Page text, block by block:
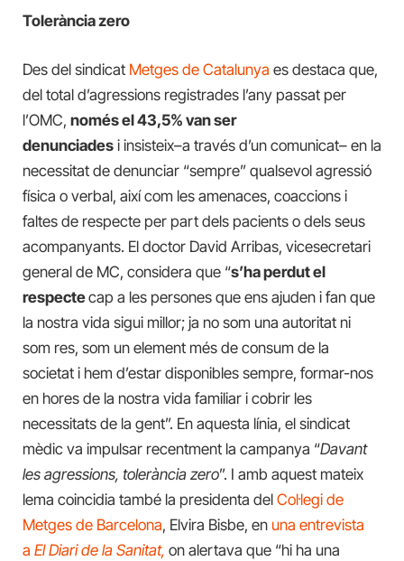
Tolerància zero
Des del sindicat Metges de Catalunya es destaca que,
del total d’agressions registrades l’any passat per
l’OMC, només el 43,5% van ser
denunciades i insisteix–a través d’un comunicat– en la
necessitat de denunciar “sempre” qualsevol agressió
física o verbal, així com les amenaces, coaccions i
faltes de respecte per part dels pacients o dels seus
acompanyants. El doctor David Arribas, vicesecretari
general de MC, considera que “s’ha perdut el
respectecap a les persones que ens ajuden i fan que
la nostra vida sigui millor; ja no som una autoritat ni
som res, som un element més de consum de la
societat i hem d’estar disponibles sempre, formar-nos
en hores de la nostra vida familiar i cobrir les
necessitats de la gent”. En aquesta línia, el sindicat
mèdic va impulsar recentment la campanya “Davant
les agressions, tolerància zero”. I amb aquest mateix
lema coincidia també la presidenta del Col·legi de
Metges de Barcelona, Elvira Bisbe, en una entrevista
a El Diari de la Sanitat, on alertava que “hi ha una